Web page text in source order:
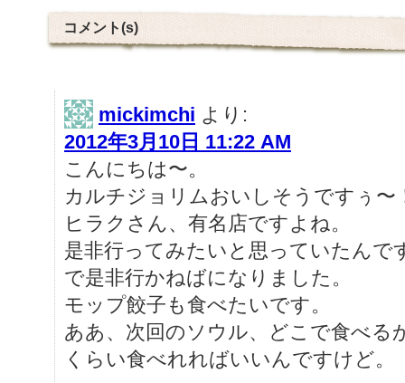
コメント(s)
mickimchi より:
2012年3月10日 11:22 AM
こんにちは〜。
カルチジョリムおいしそうですぅ〜
ヒラクさん、有名店ですよね。
是非行ってみたいと思っていたんで
で是非行かねばになりました。
モップ餃子も食べたいです。
ああ、次回のソウル、どこで食べる
くらい食べれればいいんですけど。